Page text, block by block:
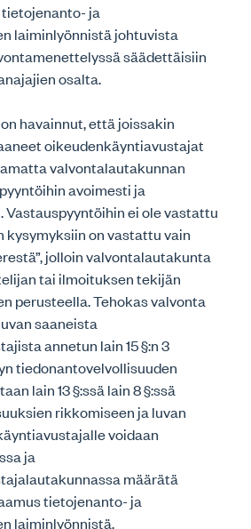
ja
laiminlyönnistä johtuvista
säädettäisiin
osalta.
havainnut, että joissakin
oikeudenkäyntiavustajat
valvontalautakunnan
avoimesti ja
ei ole vastattu
kysymyksiin on vastattu vain
jolloin valvontalautakunta
tai ilmoituksen tekijän
perusteella. Tehokas valvonta
saaneista
annetun lain 15 §:n 3
tiedonantovelvollisuuden
lain 13 §:ssä lain 8 §:ssä
rikkomiseen ja luvan
voidaan
ja
määrätä
tietojenanto- ja
laiminlyönnistä.